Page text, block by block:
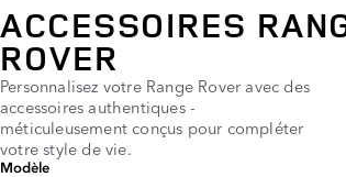
ACCESSOIRES
ROVER
Personnalisez votre Range Rover avec des
accessoires authentiques -
méticuleusement conçus pour compléter
votre style de vie.
Modèle